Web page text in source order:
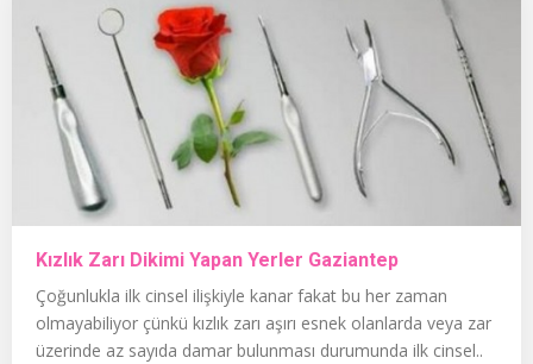
Kızlık Zarı Dikimi Yapan Yerler Gaziantep
Çoğunlukla ilk cinsel ilişkiyle kanar fakat bu her zaman
olmayabiliyor çünkü kızlık zarı aşırı esnek olanlarda veya zar
üzerinde az sayıda damar bulunması durumunda ilk cinsel..